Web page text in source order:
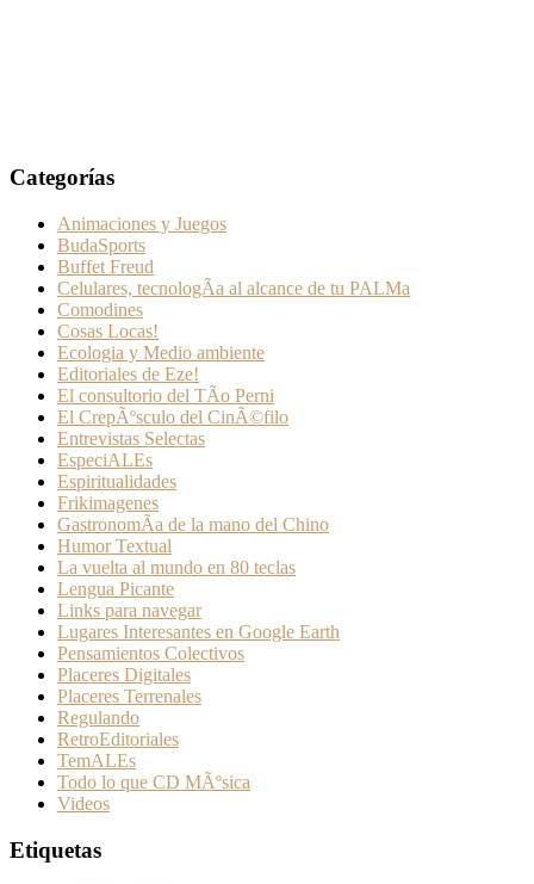
Categorías
Animaciones y Juegos
BudaSports
Buffet Freud
Celulares, tecnologÃ­a al alcance de tu PALMa
Comodines
Cosas Locas!
Ecologia y Medio ambiente
Editoriales de Eze!
El consultorio del TÃ­o Perni
El CrepÃºsculo del CinÃ©filo
Entrevistas Selectas
EspeciALEs
Espiritualidades
Frikimagenes
GastronomÃ­a de la mano del Chino
Humor Textual
La vuelta al mundo en 80 teclas
Lengua Picante
Links para navegar
Lugares Interesantes en Google Earth
Pensamientos Colectivos
Placeres Digitales
Placeres Terrenales
Regulando
RetroEditoriales
TemALEs
Todo lo que CD MÃºsica
Videos
Etiquetas